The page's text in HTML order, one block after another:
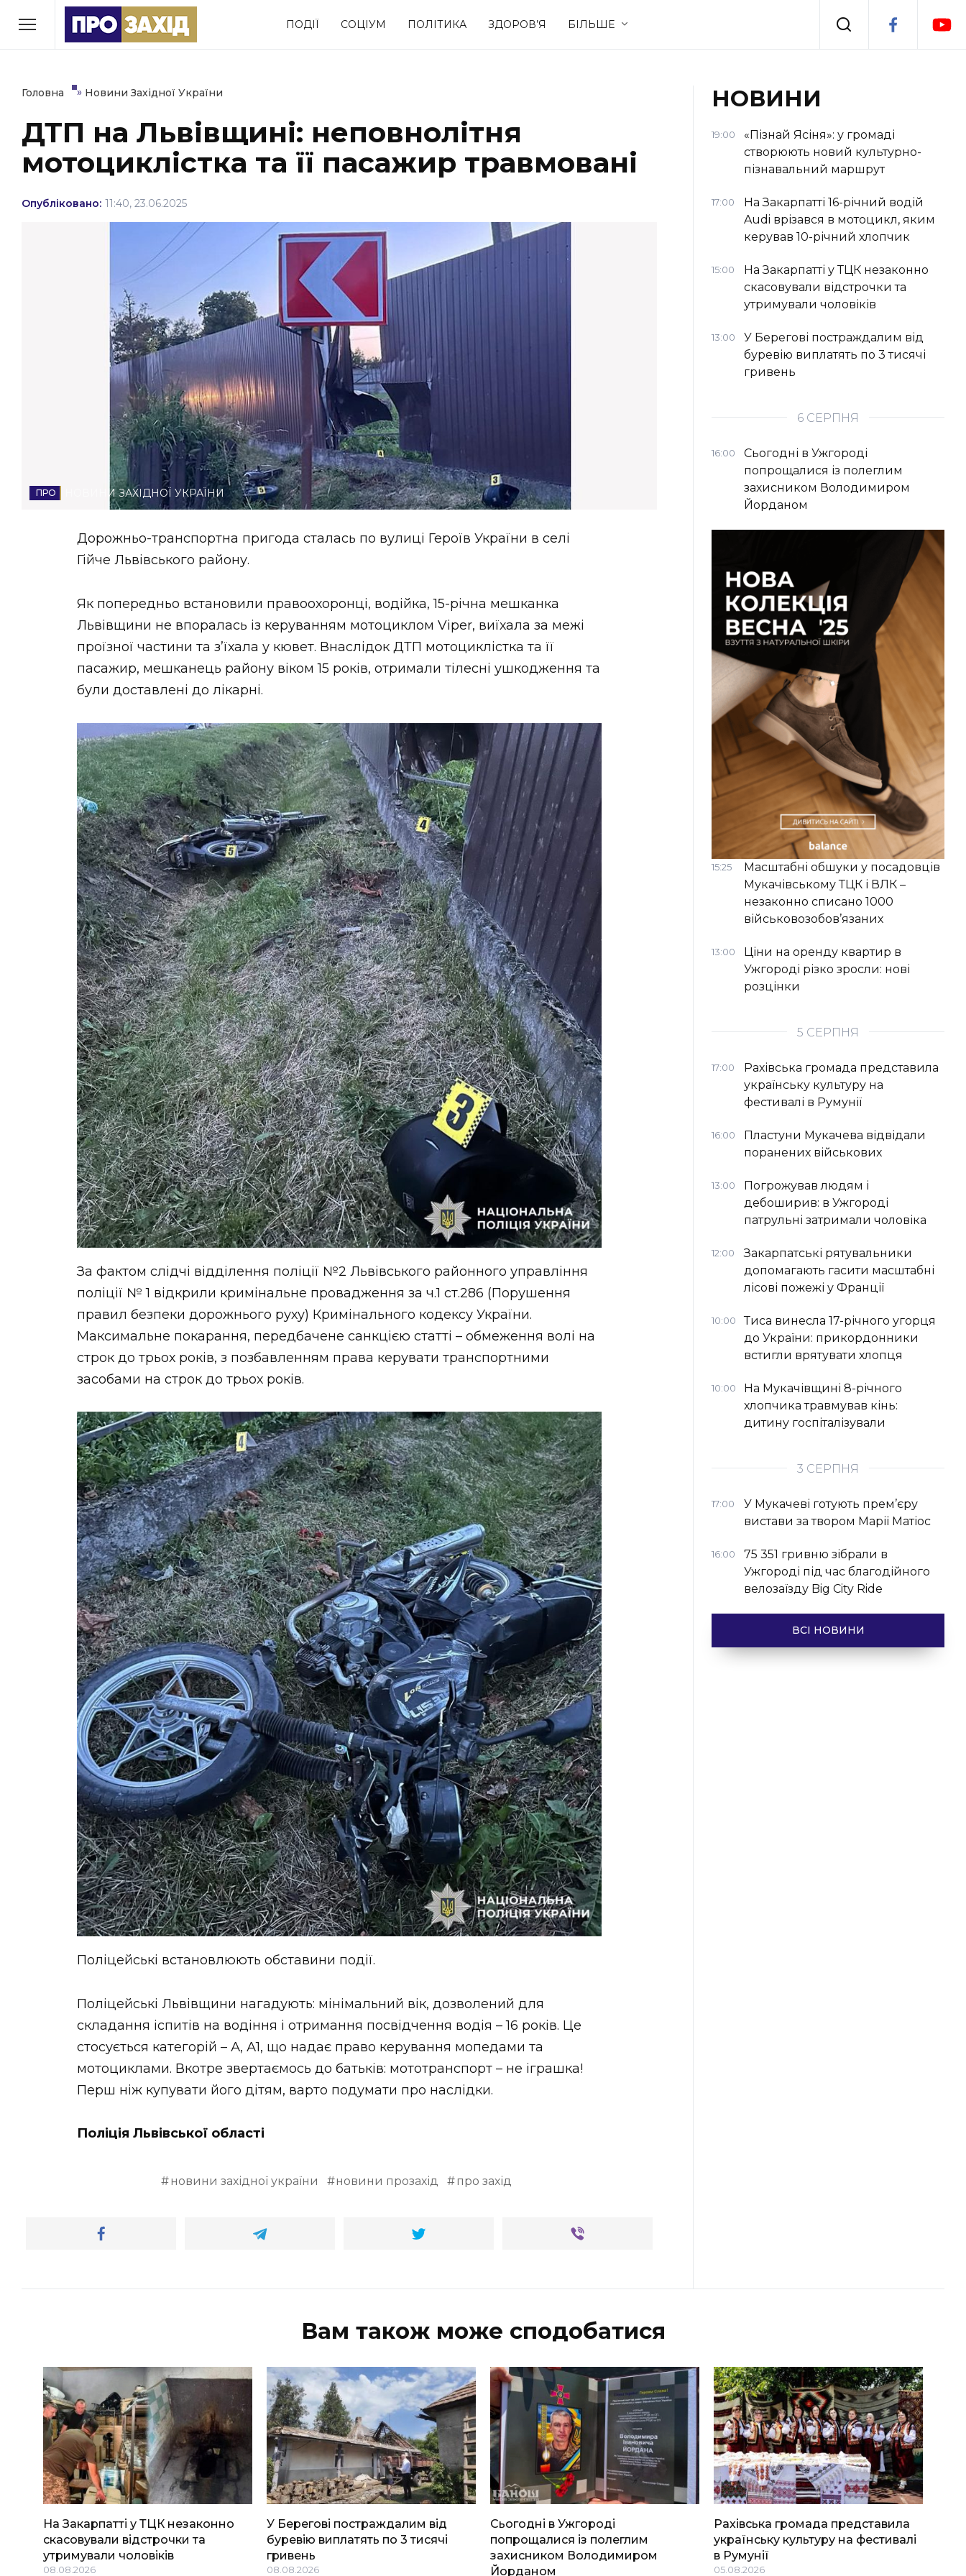
ПОДІЇ СОЦІУМ ПОЛІТИКА ЗДОРОВ’Я БІЛЬШЕ
РУБРИКИ
Економіка Здоров’я Події
Політика Соціум Спорт
Втрачений Ужгород
(відеоверсія)
ЗАКАРПАТСЬКІ НОВИНИ
НОВИНИ ЗАХІДНОЇ УКРАЇНИ
ВІДЕО
Головна » Новини Західної України
ДТП на Львівщині: неповнолітня
мотоциклістка та її пасажир травмовані
Опубліковано: 11:40, 23.06.2025
НОВИНИ ЗАХІДНОЇ УКРАЇНИ
Дорожньо-транспортна пригода сталась по вулиці Героїв України в селі
Гійче Львівського району.
Як попередньо встановили правоохоронці, водійка, 15-річна мешканка
Львівщини не впоралась із керуванням мотоциклом Viper, виїхала за межі
проїзної частини та з’їхала у кювет. Внаслідок ДТП мотоциклістка та її
пасажир, мешканець району віком 15 років, отримали тілесні ушкодження та
були доставлені до лікарні.
За фактом слідчі відділення поліції №2 Львівського районного управління
поліції № 1 відкрили кримінальне провадження за ч.1 ст.286 (Порушення
правил безпеки дорожнього руху) Кримінального кодексу України.
Максимальне покарання, передбачене санкцією статті – обмеження волі на
строк до трьох років, з позбавленням права керувати транспортними
засобами на строк до трьох років.
Поліцейські встановлюють обставини події.
Поліцейські Львівщини нагадують: мінімальний вік, дозволений для
складання іспитів на водіння і отримання посвідчення водія – 16 років. Це
стосується категорій – А, А1, що надає право керування мопедами та
мотоциклами. Вкотре звертаємось до батьків: мототранспорт – не іграшка!
Перш ніж купувати його дітям, варто подумати про наслідки.
Поліція Львівської області
новини західної україни новини прозахід про захід
НОВИНИ
19:00
«Пізнай Ясіня»: у громаді
створюють новий культурно-
пізнавальний маршрут
17:00
На Закарпатті 16-річний водій
Audi врізався в мотоцикл, яким
керував 10-річний хлопчик
15:00
На Закарпатті у ТЦК незаконно
скасовували відстрочки та
утримували чоловіків
13:00
У Берегові постраждалим від
буревію виплатять по 3 тисячі
гривень
6 СЕРПНЯ
16:00
Сьогодні в Ужгороді
попрощалися із полеглим
захисником Володимиром
Йорданом
15:25
Масштабні обшуки у посадовців
Мукачівському ТЦК і ВЛК –
незаконно списано 1000
військовозобов’язаних
13:00
Ціни на оренду квартир в
Ужгороді різко зросли: нові
розцінки
5 СЕРПНЯ
17:00
Рахівська громада представила
українську культуру на
фестивалі в Румунії
16:00
Пластуни Мукачева відвідали
поранених військових
13:00
Погрожував людям і
дебоширив: в Ужгороді
патрульні затримали чоловіка
12:00
Закарпатські рятувальники
допомагають гасити масштабні
лісові пожежі у Франції
10:00
Тиса винесла 17-річного угорця
до України: прикордонники
встигли врятувати хлопця
10:00
На Мукачівщині 8-річного
хлопчика травмував кінь:
дитину госпіталізували
3 СЕРПНЯ
17:00
У Мукачеві готують прем’єру
вистави за твором Марії Матіос
16:00
75 351 гривню зібрали в
Ужгороді під час благодійного
велозаїзду Big Сity Ride
ВСІ НОВИНИ
Вам також може сподобатися
На Закарпатті у ТЦК незаконно
скасовували відстрочки та
утримували чоловіків
08.08.2026
У Берегові постраждалим від
буревію виплатять по 3 тисячі
гривень
08.08.2026
Сьогодні в Ужгороді
попрощалися із полеглим
захисником Володимиром
Йорданом
Рахівська громада представила
українську культуру на фестивалі
в Румунії
05.08.2026